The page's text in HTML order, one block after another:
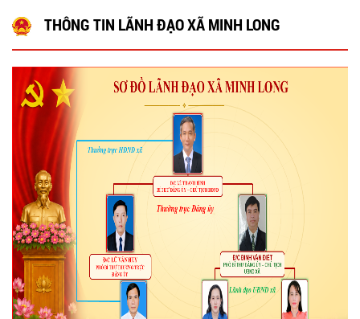
THÔNG TIN LÃNH ĐẠO XÃ MINH LONG